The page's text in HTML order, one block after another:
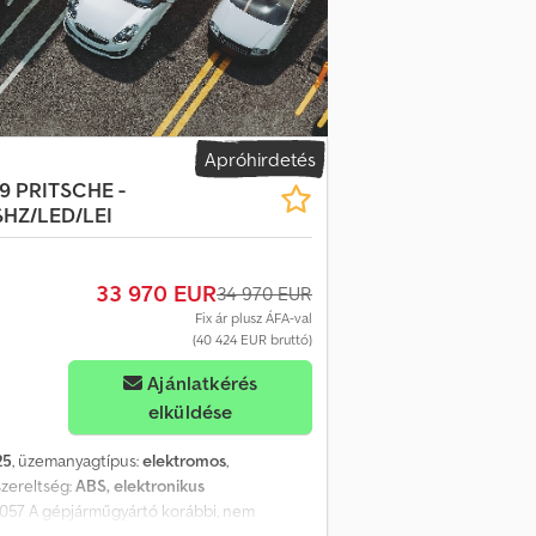
ablakemelők * Palacktartó *
* Multifunkciós kormány *
KEREKEK * Pótkerék * 16"
* Visszagurulás-gátló Codpozh
* Vészfék asszisztens * Légzsák
tolóajtó a raktér/utasrészhez További
tükör irányjelzővel * Kettős utasülés
közepes, erős * Vezetőülés
az A-oszlopon * Hátul szárnyas ajtó 236°-
* Töltőkábel falitöltőhöz * Állítható
/ hátsó parkolóradarok * Két vezetési
---- Előzetes értékesítés és téves
és nem minősül jótállásnak a Polgári
információt. Kérjük, vegye fel
Apróhirdetés
PRITSCHE -
LED/LEI
33 970 EUR34 970 EUR
Fix ár plusz ÁFA-val
(40 424 EUR bruttó)
Ajánlatkérés
elküldése
, üzemanyagtípus:elektromos,
ABS, elektronikus
A gépjárműgyártó korábbi, nem